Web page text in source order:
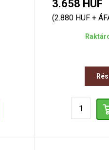
3.658 HUF
(2.880 HUF +